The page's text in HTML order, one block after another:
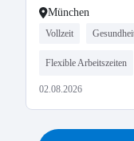
München
Vollzeit
Flexible Arbeitszeiten
02.08.2026